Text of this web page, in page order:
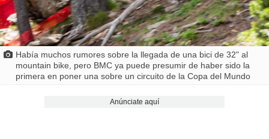
Había muchos rumores sobre la llegada de una bici de 32" al
mountain bike, pero BMC ya puede presumir de haber sido la
primera en poner una sobre un circuito de la Copa del Mundo
Anúnciate aquí